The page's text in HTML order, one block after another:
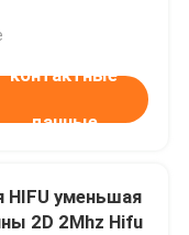
контактные
данные
HIFU уменьшая
2D 2Mhz Hifu